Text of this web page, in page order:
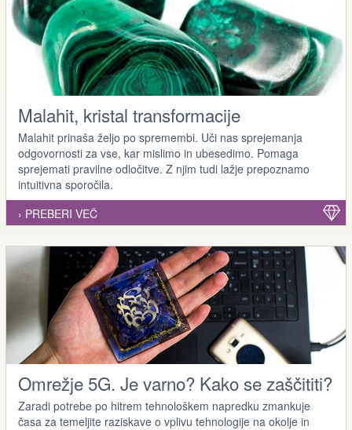
Malahit, kristal transformacije
Malahit prinaša željo po spremembi. Uči nas sprejemanja
odgovornosti za vse, kar mislimo in ubesedimo. Pomaga
sprejemati pravilne odločitve. Z njim tudi lažje prepoznamo
intuitivna sporočila.
› PREBERI VEČ
Omrežje 5G. Je varno? Kako se zaščititi?
Zaradi potrebe po hitrem tehnološkem napredku zmankuje
časa za temeljite raziskave o vplivu tehnologije na okolje in